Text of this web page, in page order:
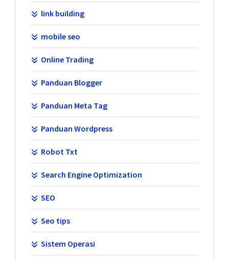
link building
mobile seo
Online Trading
Panduan Blogger
Panduan Meta Tag
Panduan Wordpress
Robot Txt
Search Engine Optimization
SEO
Seo tips
Sistem Operasi